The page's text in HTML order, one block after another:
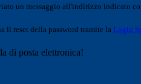
un messaggio all'indirizzo indicato
il reset della password tramite la Login
di posta elettronica!